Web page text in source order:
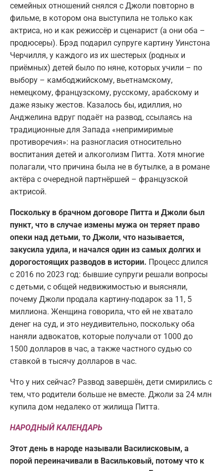
семейных отношений снялся с Джоли повторно в
фильме, в котором она выступила не только как
актриса, но и как режиссёр и сценарист (а они оба –
продюсеры). Брэд подарил супруге картину Уинстона
Черчилля, у каждого из их шестерых (родных и
приёмных) детей было по няне, которых учили – по
выбору – камбоджийскому, вьетнамскому,
немецкому, французскому, русскому, арабскому и
даже языку жестов. Казалось бы, идиллия, но
Анджелина вдруг подаёт на развод, ссылаясь на
традиционные для Запада «непримиримые
противоречия»: на разногласия относительно
воспитания детей и алкоголизм Питта. Хотя многие
полагали, что причина была не в бутылке, а в романе
актёра с очередной партнёршей – французской
актрисой.
Поскольку в брачном договоре Питта и Джоли был
пункт, что в случае измены мужа он теряет право
опеки над детьми, то Джоли, что называется,
закусила удила, и начался один из самых долгих и
дорогостоящих разводов в истории. Процесс длился
с 2016 по 2023 год: бывшие супруги решали вопросы
с детьми, с общей недвижимостью и выясняли,
почему Джоли продала картину-подарок за 11, 5
миллиона. Женщина говорила, что ей не хватало
денег на суд, и это неудивительно, поскольку оба
наняли адвокатов, которые получали от 1000 до
1500 долларов в час, а также частного судью со
ставкой в тысячу долларов в час.
Что у них сейчас? Развод завершён, дети смирились с
тем, что родители больше не вместе. Джоли за 24 млн
купила дом недалеко от жилища Питта.
НАРОДНЫЙ КАЛЕНДАРЬ
Этот день в народе называли Василисковым, а
порой переиначивали в Васильковый, потому что к